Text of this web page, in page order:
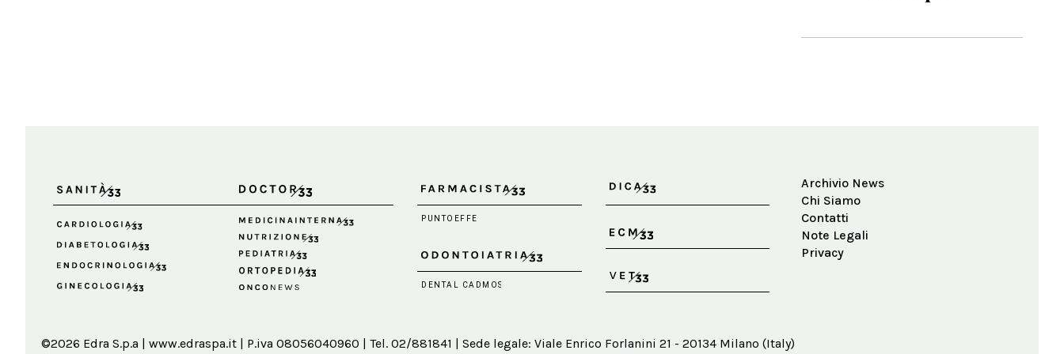
Archivio News
Chi Siamo
Contatti
Note Legali
Privacy
©2026 Edra S.p.a | www.edraspa.it | P.iva 08056040960 | Tel. 02/881841 | Sede legale: Viale Enrico Forlanini 21 - 20134 Milano (Italy)